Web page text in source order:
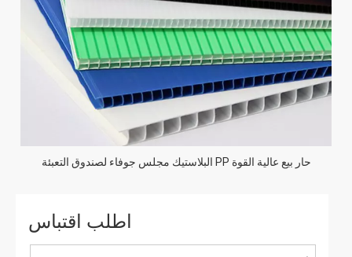
حار بيع عالية القوة PP البلاستيك مجلس جوفاء لصندوق التعبئة
اطلب اقتباس